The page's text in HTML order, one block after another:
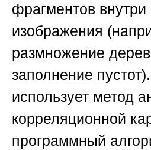
фрагментов внутри
изображения
размножение
заполнение
использует метод
корреляционной
программный